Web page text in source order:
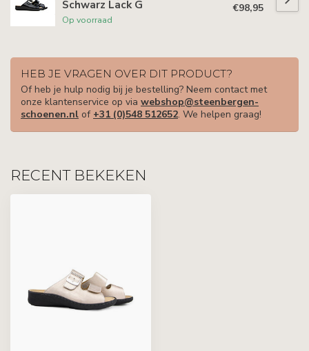
Schwarz Lack G
Op voorraad
€98,95
HEB JE VRAGEN OVER DIT PRODUCT?
Of heb je hulp nodig bij je bestelling? Neem contact met
onze klantenservice op via webshop@steenbergen-
schoenen.nl of +31 (0)548 512652. We helpen graag!
RECENT BEKEKEN